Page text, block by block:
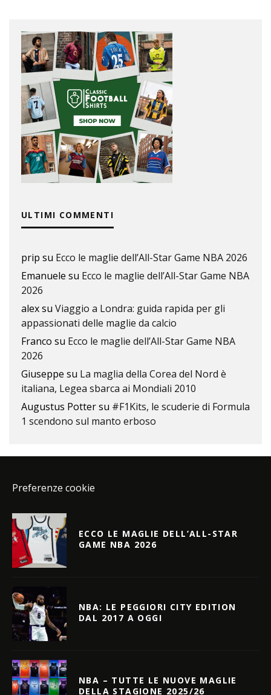
ULTIMI COMMENTI
prip su Ecco le maglie dell’All-Star Game NBA 2026
Emanuele su Ecco le maglie dell’All-Star Game NBA
2026
alexsu Viaggio a Londra: guida rapida per gli
appassionati delle maglie da calcio
Franco su Ecco le maglie dell’All-Star Game NBA
2026
Giuseppe su La maglia della Corea del Nord è
italiana, Legea sbarca ai Mondiali 2010
Augustus Pottersu #F1Kits, le scuderie di Formula
1 scendono sul manto erboso
Preferenze cookie
ECCO LE MAGLIE DELL’ALL-STAR
GAME NBA 2026
NBA: LE PEGGIORI CITY EDITION
DAL 2017 A OGGI
NBA – TUTTE LE NUOVE MAGLIE
DELLA STAGIONE 2025/26